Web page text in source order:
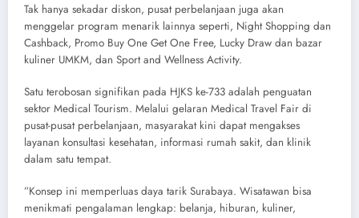
​Tak hanya sekadar diskon, pusat perbelanjaan juga akan
menggelar program menarik lainnya seperti, ​Night Shopping dan
Cashback, ​Promo Buy One Get One Free, ​Lucky Draw dan bazar
kuliner UMKM, dan ​Sport and Wellness Activity.
​Satu terobosan signifikan pada HJKS ke-733 adalah penguatan
sektor Medical Tourism. Melalui gelaran Medical Travel Fair di
pusat-pusat perbelanjaan, masyarakat kini dapat mengakses
layanan konsultasi kesehatan, informasi rumah sakit, dan klinik
dalam satu tempat.
​”Konsep ini memperluas daya tarik Surabaya. Wisatawan bisa
menikmati pengalaman lengkap: belanja, hiburan, kuliner,